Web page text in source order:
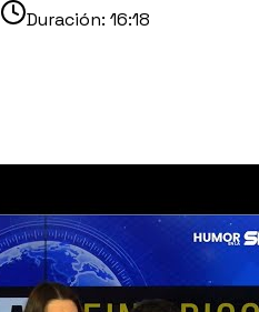
Duración: 16:18